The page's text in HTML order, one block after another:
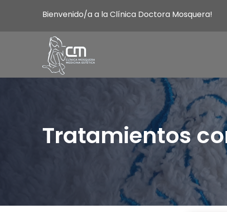
Bienvenido/a a la Clínica Doctora Mosquera!
Tratamientos